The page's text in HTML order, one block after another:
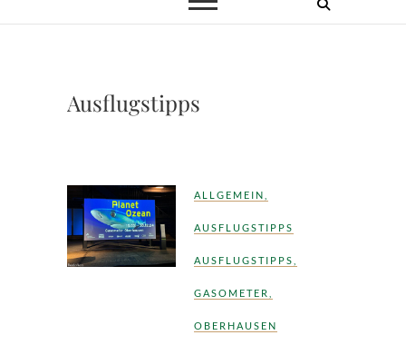
Ausflugstipps
ALLGEMEIN
AUSFLUGSTIPPS
AUSFLUGSTIPPS
GASOMETER
OBERHAUSEN